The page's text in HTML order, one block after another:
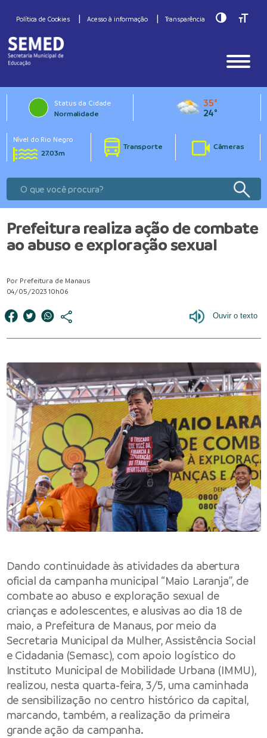
Política de Cookies Acesso à informação Transparência Toggle
Status da Cidade
Normalidade
35°
24°
Nível do Rio Negro
27.03m
Transporte Câmeras
Prefeitura realiza ação de combate
ao abuso e exploração sexual
Por Prefeitura de Manaus
04/05/2023 10h06
Dando continuidade às atividades da abertura
oficial da campanha municipal “Maio Laranja”, de
combate ao abuso e exploração sexual de
crianças e adolescentes, e alusivas ao dia 18 de
maio, a Prefeitura de Manaus, por meio da
Secretaria Municipal da Mulher, Assistência Social
e Cidadania (Semasc), com apoio logístico do
Instituto Municipal de Mobilidade Urbana (IMMU),
realizou, nesta quarta-feira, 3/5, uma caminhada
de sensibilização no centro histórico da capital,
marcando, também, a realização da primeira
grande ação da campanha.